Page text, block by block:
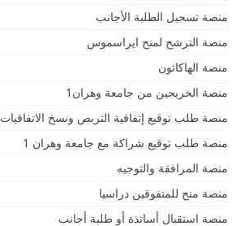
منصة تسجيل الطلبة الأجانب
منصة الترشح لمنح ايراسموس
منصة الهاكاثون
منصة الخريجين من جامعة وهران1
منصة طلب توقيع إتفاقية التربص ونسخ الاتفاقيات
منصة طلب توقيع شراكة مع جامعة وهران 1
منصة المرافقة والتوجيه
منصة منح للمتفوقين دراسيا
منصة استقبال أساتذة أو طلبة أجانب